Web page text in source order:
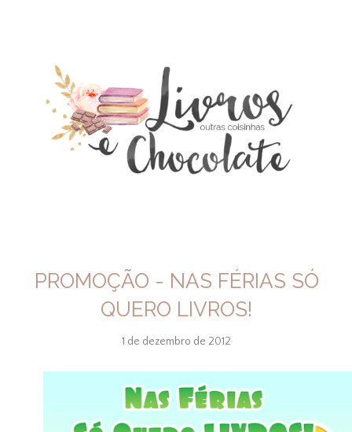
PROMOÇÃO - NAS FÉRIAS SÓ
QUERO LIVROS!
1 de dezembro de 2012